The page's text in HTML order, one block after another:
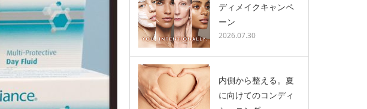
ディメイクキャンペ
ーン
2026.07.30
内側から整える。夏
に向けてのコンディ